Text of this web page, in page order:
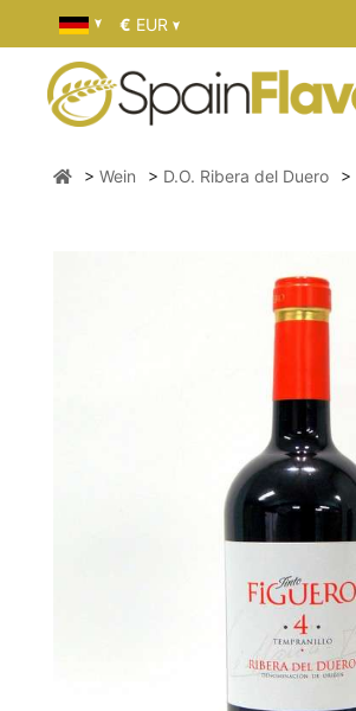
€ EUR
Wein D.O. Ribera del Duero